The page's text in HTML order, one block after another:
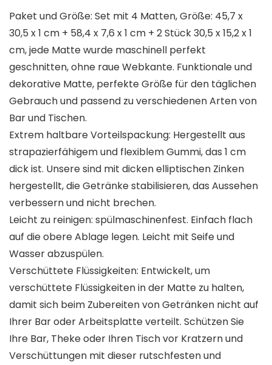
Paket und Größe: Set mit 4 Matten, Größe: 45,7 x
30,5 x 1 cm + 58,4 x 7,6 x 1 cm + 2 Stück 30,5 x 15,2 x 1
cm, jede Matte wurde maschinell perfekt
geschnitten, ohne raue Webkante. Funktionale und
dekorative Matte, perfekte Größe für den täglichen
Gebrauch und passend zu verschiedenen Arten von
Bar und Tischen.
Extrem haltbare Vorteilspackung: Hergestellt aus
strapazierfähigem und flexiblem Gummi, das 1 cm
dick ist. Unsere sind mit dicken elliptischen Zinken
hergestellt, die Getränke stabilisieren, das Aussehen
verbessern und nicht brechen.
Leicht zu reinigen: spülmaschinenfest. Einfach flach
auf die obere Ablage legen. Leicht mit Seife und
Wasser abzuspülen.
Verschüttete Flüssigkeiten: Entwickelt, um
verschüttete Flüssigkeiten in der Matte zu halten,
damit sich beim Zubereiten von Getränken nicht auf
Ihrer Bar oder Arbeitsplatte verteilt. Schützen Sie
Ihre Bar, Theke oder Ihren Tisch vor Kratzern und
Verschüttungen mit dieser rutschfesten und